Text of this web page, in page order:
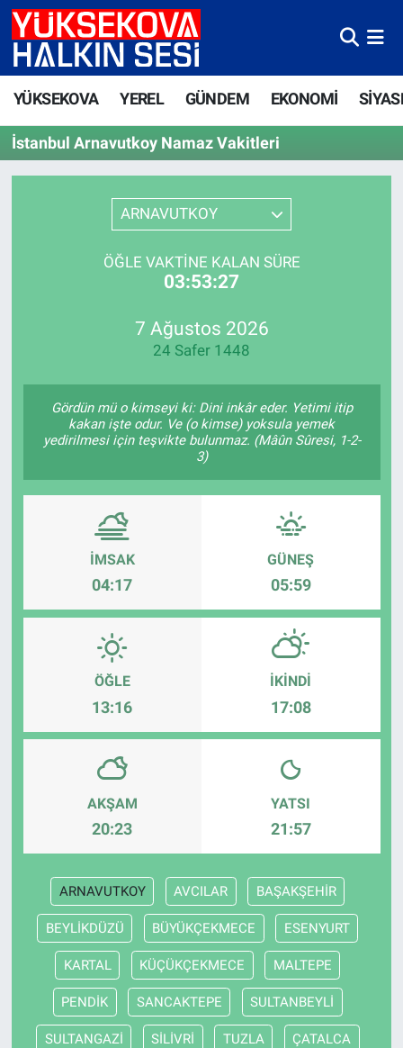
YÜKSEKOVA YEREL GÜNDEM EKONOMİ
İstanbul Arnavutkoy Namaz Vakitleri
ARNAVUTKOY
ÖĞLE VAKTINE KALAN SÜRE
03:53:27
7 Ağustos 2026
24 Safer 1448
Gördün mü o kimseyi ki: Dini inkâr eder. Yetimi itip
kakan işte odur. Ve (o kimse) yoksula yemek
yedirilmesi için teşvikte bulunmaz. (Mâûn Sûresi, 1-2-
3)
İMSAK
04:17
GÜNEŞ
05:59
ÖĞLE
13:16
İKINDI
17:08
AKŞAM
20:23
YATSI
21:57
ARNAVUTKOY AVCILAR BAŞAKŞEHİR
BEYLİKDÜZÜ BÜYÜKÇEKMECE ESENYURT
KARTAL KÜÇÜKÇEKMECE MALTEPE
PENDİK SANCAKTEPE SULTANBEYLİ
SULTANGAZİ SİLİVRİ TUZLA ÇATALCA
Yüksekova Nöbetçi Eczaneler
Yüksekova Trafik Yoğunluk Haritası
Süper Lig Puan Durumu ve Fikstür
Tüm Manşetler